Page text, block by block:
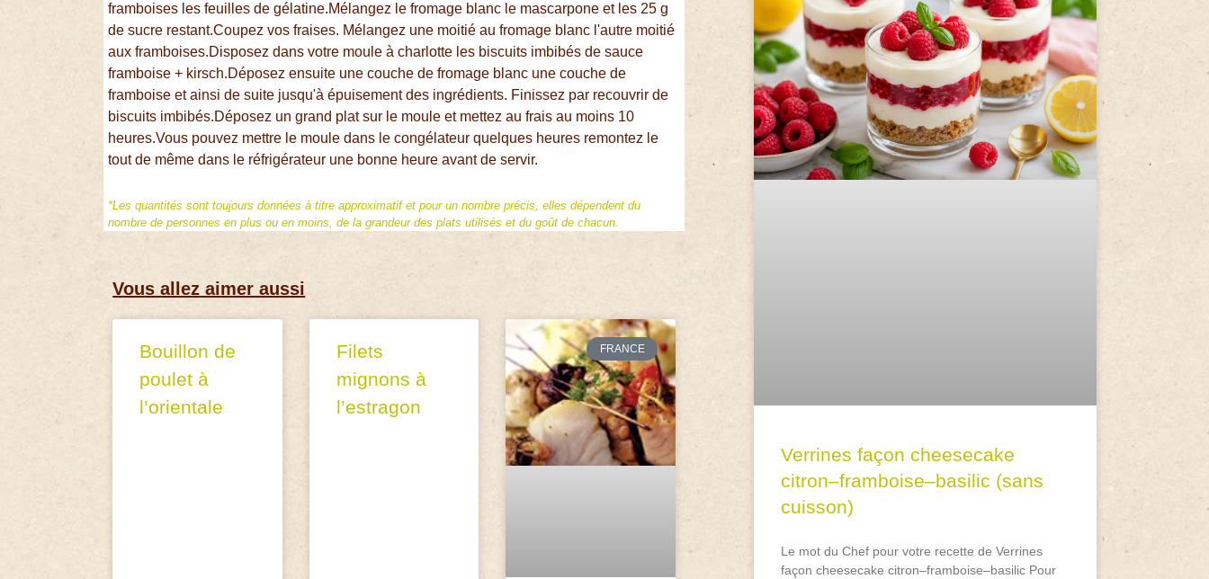
framboises les feuilles de gélatine.Mélangez le fromage blanc le mascarpone et les 25 g
de sucre restant.Coupez vos fraises. Mélangez une moitié au fromage blanc l'autre moitié
aux framboises.Disposez dans votre moule à charlotte les biscuits imbibés de sauce
framboise + kirsch.Déposez ensuite une couche de fromage blanc une couche de
framboise et ainsi de suite jusqu'à épuisement des ingrédients. Finissez par recouvrir de
biscuits imbibés.Déposez un grand plat sur le moule et mettez au frais au moins 10
heures.Vous pouvez mettre le moule dans le congélateur quelques heures remontez le
tout de même dans le réfrigérateur une bonne heure avant de servir.
*Les quantités sont toujours données à titre approximatif et pour un nombre précis, elles dépendent du
nombre de personnes en plus ou en moins, de la grandeur des plats utilisés et du goût de chacun.
Vous allez aimer aussi
Bouillon de
poulet à
l’orientale
Filets
mignons à
l’estragon
FRANCE
Verrines façon cheesecake
citron–framboise–basilic (sans
cuisson)
Le mot du Chef pour votre recette de Verrines
façon cheesecake citron–framboise–basilic Pour